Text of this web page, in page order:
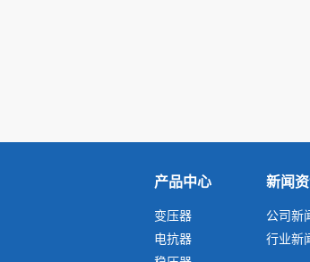
产品中心
变压器
电抗器
新闻
公司新
行业新